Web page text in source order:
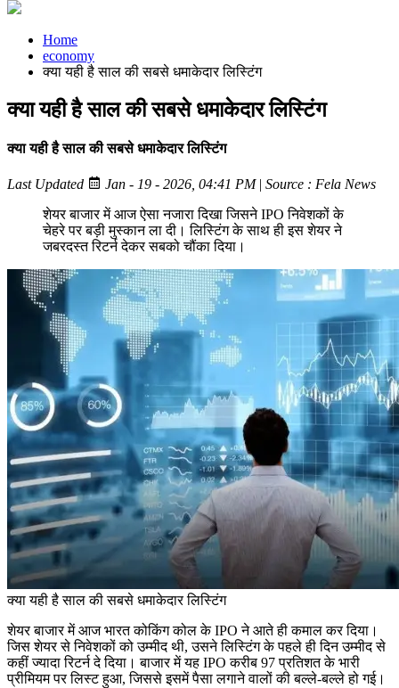
Home
economy
क्या यही है साल की सबसे धमाकेदार लिस्टिंग
क्या यही है साल की सबसे धमाकेदार लिस्टिंग
क्या यही है साल की सबसे धमाकेदार लिस्टिंग
Last Updated Jan - 19 - 2026, 04:41 PM| Source : Fela News
शेयर बाजार में आज ऐसा नजारा दिखा जिसने IPO निवेशकों के
चेहरे पर बड़ी मुस्कान ला दी। लिस्टिंग के साथ ही इस शेयर ने
जबरदस्त रिटर्न देकर सबको चौंका दिया।
क्या यही है साल की सबसे धमाकेदार लिस्टिंग
शेयर बाजार में आज भारत कोकिंग कोल केIPOने आते ही कमाल कर दिया।
जिस शेयर से निवेशकों को उम्मीद थी,उसने लिस्टिंग के पहले ही दिन उम्मीद से
कहीं ज्यादा रिटर्न दे दिया। बाजार में यह IPOकरीब 97प्रतिशत के भारी
प्रीमियम पर लिस्ट हुआ,जिससे इसमें पैसा लगाने वालों की बल्ले-बल्ले हो गई।